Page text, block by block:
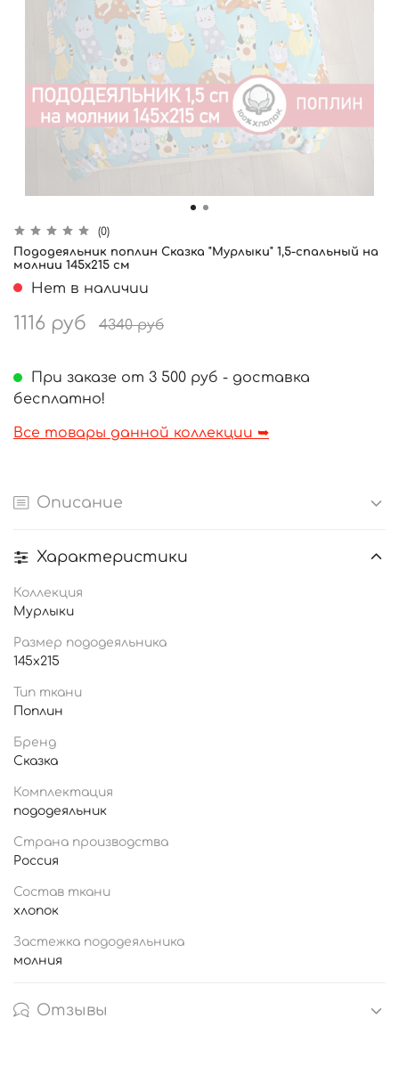
(0)
Пододеяльник поплин Сказка "Мурлыки" 1,5-спальный на
молнии 145x215 см
Нет в наличии
1116 руб 4340 руб
При заказе от 3 500 руб - доставка
бесплатно!
Все товары данной коллекции ➥
Описание
Характеристики
Коллекция
Мурлыки
Размер пододеяльника
145x215
Тип ткани
Поплин
Бренд
Сказка
Комплектация
пододеяльник
Страна производства
Россия
Состав ткани
хлопок
Застежка пододеяльника
молния
Отзывы